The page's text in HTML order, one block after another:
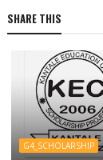
SHARE THIS
G4_SCHOLARSHIP